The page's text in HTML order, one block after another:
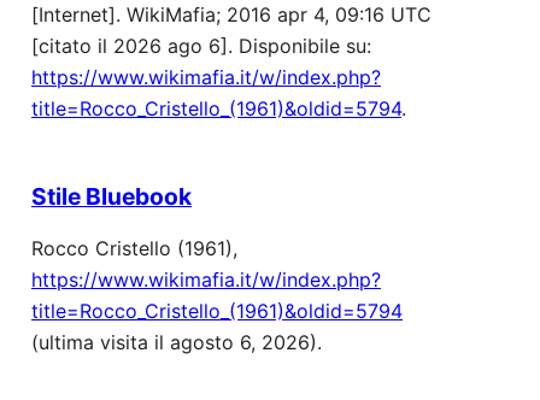
[Internet]. WikiMafia; 2016 apr 4, 09:16 UTC
[citato il 2026 ago 6]. Disponibile su:
https://www.wikimafia.it/w/index.php?
title=Rocco_Cristello_(1961)&oldid=5794.
Stile Bluebook
Rocco Cristello (1961),
https://www.wikimafia.it/w/index.php?
title=Rocco_Cristello_(1961)&oldid=5794
(ultima visita il agosto 6, 2026).